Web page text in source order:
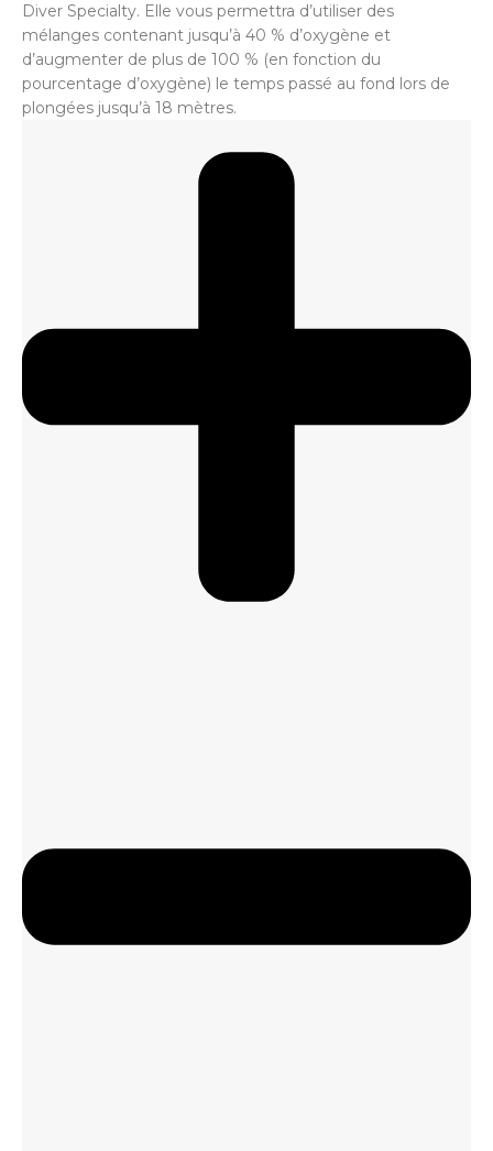
Diver Specialty. Elle vous permettra d’utiliser des
mélanges contenant jusqu’à 40 % d’oxygène et
d’augmenter de plus de 100 % (en fonction du
pourcentage d’oxygène) le temps passé au fond lors de
plongées jusqu’à 18 mètres.